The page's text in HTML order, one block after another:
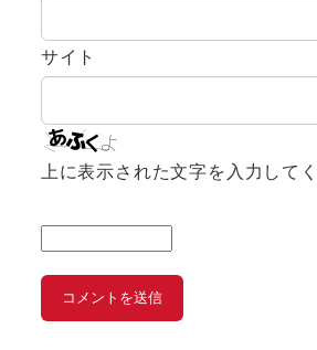
サイト
上に表示された文字を入力してく